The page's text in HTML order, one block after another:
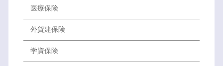
医療保険
外貨建保険
学資保険